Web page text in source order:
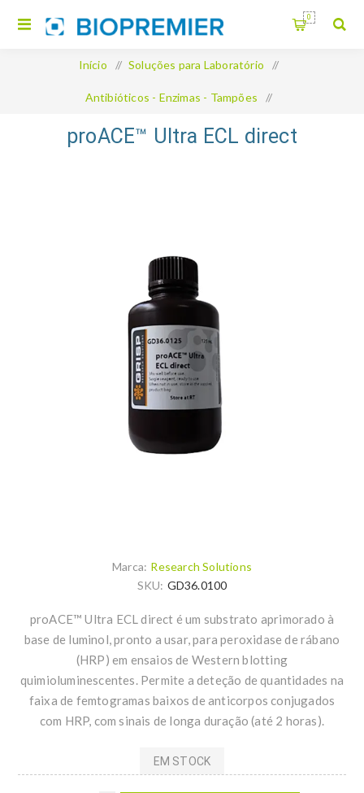
0
Início / Soluções para Laboratório /
Antibióticos - Enzimas - Tampões /
proACE™ Ultra ECL direct
proACE™ Ultra ECL direct
Marca: Research Solutions
SKU: GD36.0100
proACE™ Ultra ECL direct é um substrato aprimorado à
base de luminol, pronto a usar, para peroxidase de rábano
(HRP) em ensaios de Western blotting
quimioluminescentes. Permite a deteção de quantidades na
faixa de femtogramas baixos de anticorpos conjugados
com HRP, com sinais de longa duração (até 2 horas).
EM STOCK